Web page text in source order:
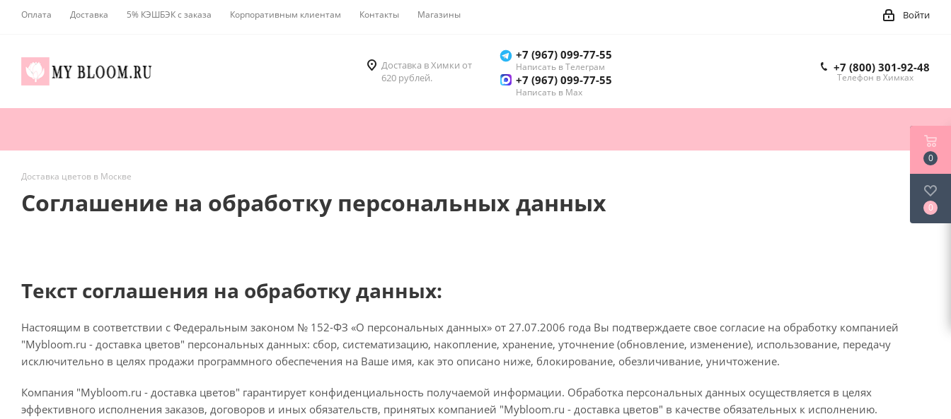
Оплата Доставка 5% КЭШБЭК с заказа Корпоративным клиентам Контакты Магазины Войти
Доставка в Химки от
620 рублей.
+7 (967) 099-77-55
Написать в Телеграм
+7 (967) 099-77-55
Написать в Мах
+7 (800) 301-92-48
Телефон в Химках
Доставка цветов в Москве
Соглашение на обработку персональных данных
Текст соглашения на обработку данных:
Настоящим в соответствии с Федеральным законом № 152-ФЗ «О персональных данных» от 27.07.2006 года Вы подтверждаете свое согласие на обработку компанией
"Mybloom.ru - доставка цветов" персональных данных: сбор, систематизацию, накопление, хранение, уточнение (обновление, изменение), использование, передачу
исключительно в целях продажи программного обеспечения на Ваше имя, как это описано ниже, блокирование, обезличивание, уничтожение.
Компания "Mybloom.ru - доставка цветов" гарантирует конфиденциальность получаемой информации. Обработка персональных данных осуществляется в целях
эффективного исполнения заказов, договоров и иных обязательств, принятых компанией "Mybloom.ru - доставка цветов" в качестве обязательных к исполнению.
0
0